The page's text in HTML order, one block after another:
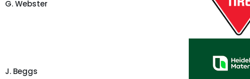
G. Webster
J. Beggs